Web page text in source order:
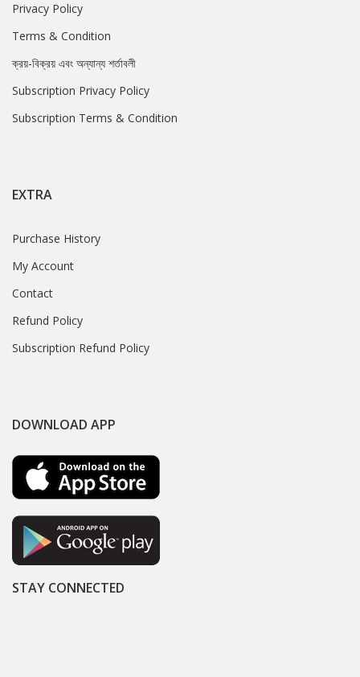
Privacy Policy
Terms & Condition
ক্রয়-বিক্রয় এবং অন্যান্য শর্তাবলী
Subscription Privacy Policy
Subscription Terms & Condition
EXTRA
Purchase History
My Account
Contact
Refund Policy
Subscription Refund Policy
DOWNLOAD APP
STAY CONNECTED